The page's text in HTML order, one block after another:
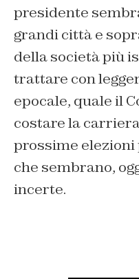
presidente
grandi città e
della società più
trattare con
epocale, quale il
costare la
prossime
che sembrano,
incerte.